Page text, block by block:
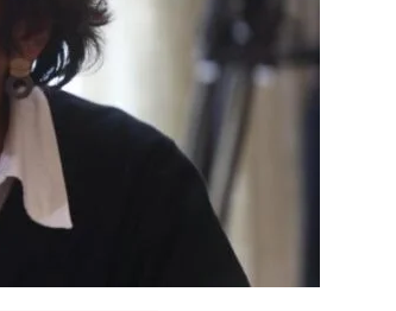
oficialmente sus relaciones consulares tras
vehicular que sufrió Nelson Tapia:
de Tarapacá IQUIQUE